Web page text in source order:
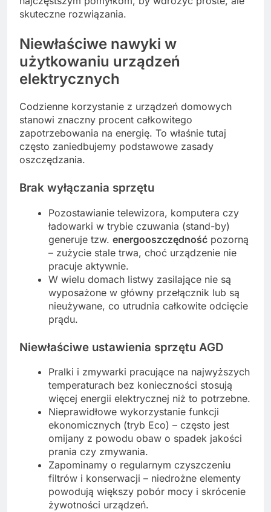
skuteczne rozwiązania.
Niewłaściwe nawyki w
użytkowaniu urządzeń
elektrycznych
Codzienne korzystanie z urządzeń domowych
stanowi znaczny procent całkowitego
zapotrzebowania na energię. To właśnie tutaj
często zaniedbujemy podstawowe zasady
oszczędzania.
Brak wyłączania sprzętu
Pozostawianie telewizora, komputera czy
ładowarki w trybie czuwania (stand-by)
generuje tzw. energooszczędność pozorną
– zużycie stale trwa, choć urządzenie nie
pracuje aktywnie.
W wielu domach listwy zasilające nie są
wyposażone w główny przełącznik lub są
nieużywane, co utrudnia całkowite odcięcie
prądu.
Niewłaściwe ustawienia sprzętu AGD
Pralki i zmywarki pracujące na najwyższych
temperaturach bez konieczności stosują
więcej energii elektrycznej niż to potrzebne.
Nieprawidłowe wykorzystanie funkcji
ekonomicznych (tryb Eco) – często jest
omijany z powodu obaw o spadek jakości
prania czy zmywania.
Zapominamy o regularnym czyszczeniu
filtrów i konserwacji – niedrożne elementy
powodują większy pobór mocy i skrócenie
żywotności urządzeń.